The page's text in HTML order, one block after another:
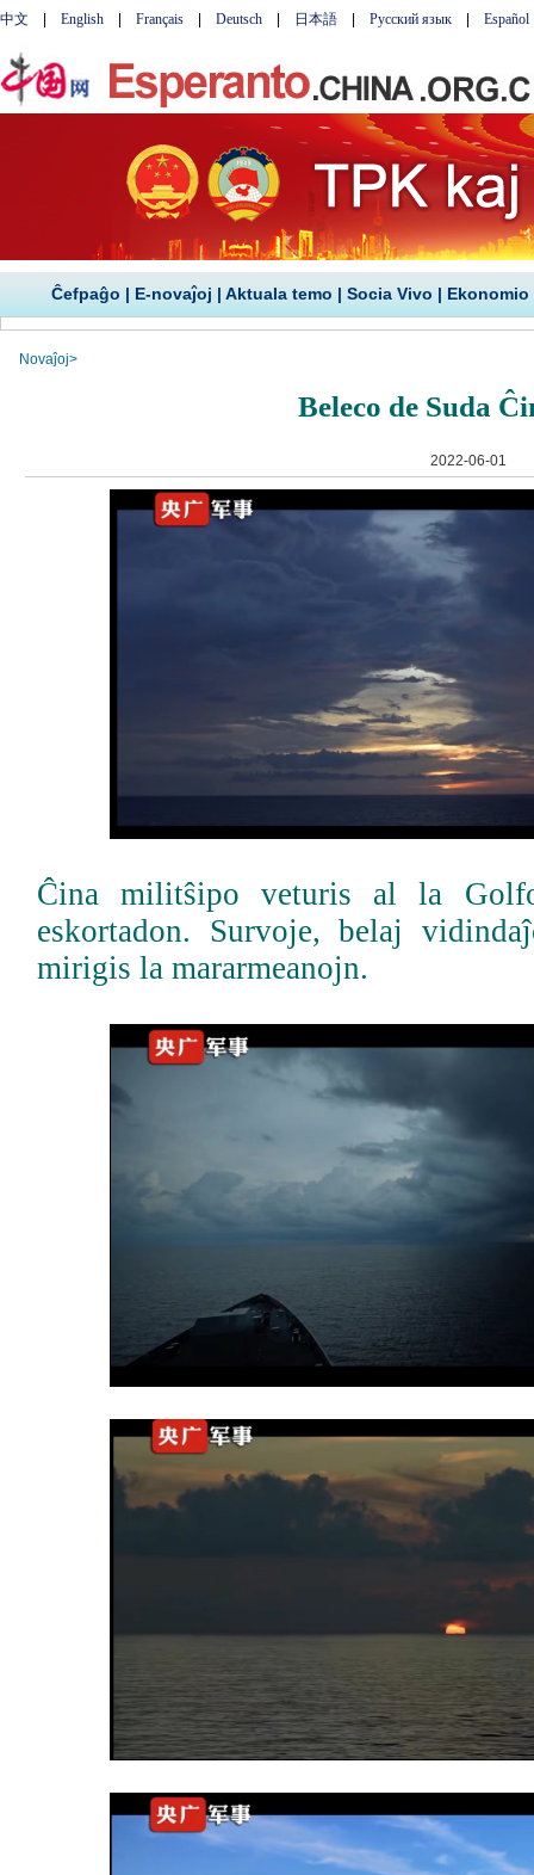
Ĉefpaĝo | E-novaĵoj | Aktuala temo | Socia Vivo | Ekonomio
Novaĵoj>
Beleco de Suda
2022-06-01
Ĉina militŝipo veturis al la
eskortadon. Survoje, belaj
mirigis la mararmeanojn.